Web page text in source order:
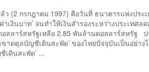
ว (2 กรกฎาคม 1997) คือวันที่ ธนาคารแห่งประ
าเงินบาท’ จนทำให้เงินสำรองระหว่างประเทศล
ลลาร์สหรัฐเหลือ 2.85 พันล้านดอลลาร์สหรัฐ
าดดุลบัญชีเดินสะพัด’ ของไทยปัจจุบันเป็นอย่าง
เดินสะพัด’ ...